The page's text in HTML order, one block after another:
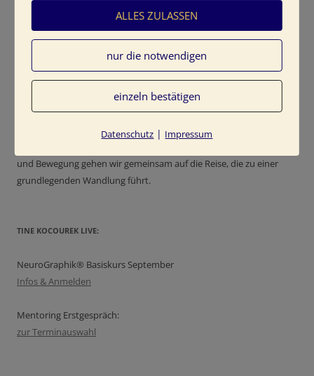
Mit Kreativitäts-Prozessen und Naturerlebnissen begleite ich
und Bewegung gehen wir gemeinsam auf die Reise, die zu einer
grundlegenden Wandlung führt.
TINE KOCOUREK LIVE:
NeuroGraphik® Basiskurs September
Infos & Anmelden
Mentoring Erstgespräch:
zur Terminauswahl
ALLES ZULASSEN
nur die notwendigen
einzeln bestätigen
Datenschutz | Impressum